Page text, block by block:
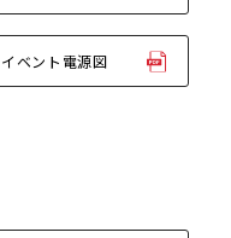
イベント電源図